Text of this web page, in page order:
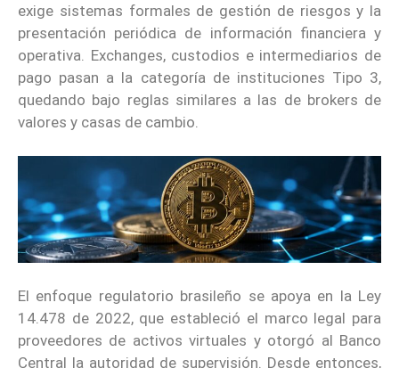
exige sistemas formales de gestión de riesgos y la
presentación periódica de información financiera y
operativa. Exchanges, custodios e intermediarios de
pago pasan a la categoría de instituciones Tipo 3,
quedando bajo reglas similares a las de brokers de
valores y casas de cambio.
El enfoque regulatorio brasileño se apoya en la Ley
14.478 de 2022, que estableció el marco legal para
proveedores de activos virtuales y otorgó al Banco
Central la autoridad de supervisión. Desde entonces,